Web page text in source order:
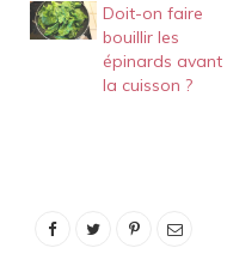
fanera. Retirer les tiges
des épinards. Si vos
épinards sont encore
attachés à leurs tiges
Doit-on faire
bouillir les
épinards avant
la cuisson ?